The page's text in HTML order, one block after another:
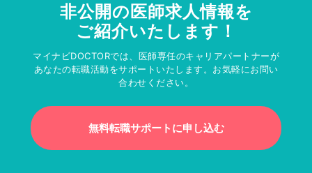
非公開の医師求人情報を
ご紹介いたします！
マイナビDOCTORでは、医師専任のキャリアパートナーが
あなたの転職活動をサポートいたします。お気軽にお問い
合わせください。
無料転職サポートに申し込む